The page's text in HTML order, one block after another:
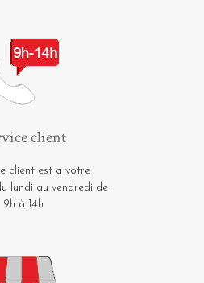
client
client est a votre
lundi au vendredi de
9h à 14h